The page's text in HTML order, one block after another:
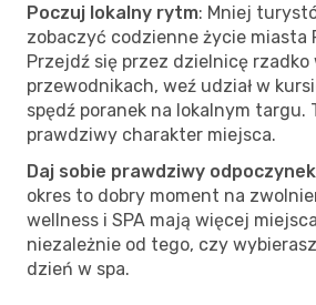
Poczuj lokalny rytm: Mniej
zobaczyć codzienne życie miasta
Przejdź się przez dzielnicę
przewodnikach, weź udział w
spędź poranek na lokalnym targu.
prawdziwy charakter miejsca.
Daj sobie prawdziwy odpoczynek
okres to dobry moment na
wellness i SPA mają więcej
niezależnie od tego, czy
dzień w spa.